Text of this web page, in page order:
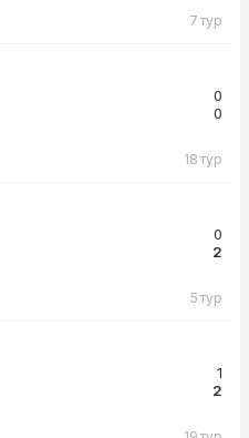
7 тур
0
0
18 тур
0
2
5 тур
1
2